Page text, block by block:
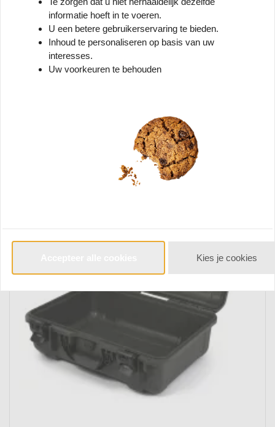
Nanuk 930 Koffer Graphite
Lichtgewicht NK-7 Hars
Waterbestendig IP67 503x406x193
mm
€229,95*
Vergelijk
informatie hoeft in te voeren.
U een betere gebruikerservaring te bieden.
Inhoud te personaliseren op basis van uw
interesses.
Uw voorkeuren te behouden
Kies je cookies